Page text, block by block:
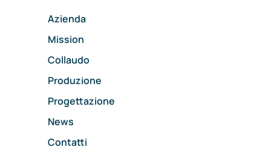
Azienda
Mission
Collaudo
Produzione
Progettazione
News
Contatti